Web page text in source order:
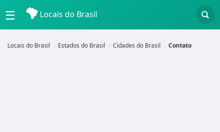
☰ Locais do Brasil
Locais do Brasil Estados do Brasil Cidades do Brasil Contato